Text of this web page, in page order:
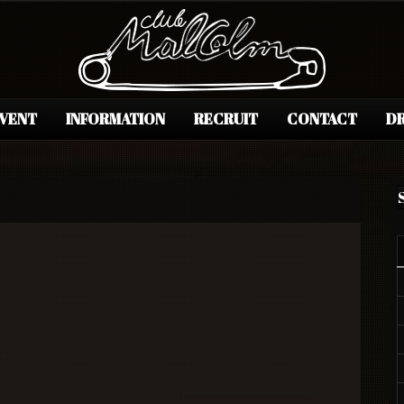
INFORMATION RECRUIT CONTACT